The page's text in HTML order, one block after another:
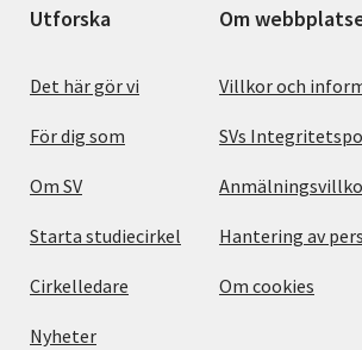
Utforska
Det här gör vi
För dig som
Om SV
Starta studiecirkel
Cirkelledare
Nyheter
Om
Villkor och
SVs
Hantering av
Om cookies